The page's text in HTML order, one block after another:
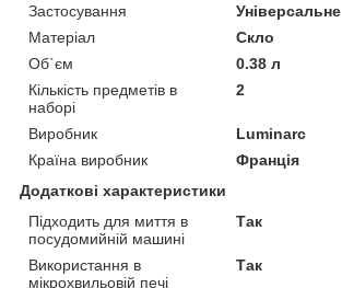
Застосування
Універсальне
Матеріал
Скло
Об`єм
0.38 л
Кількість предметів в
наборі
2
Виробник
Luminarc
Країна виробник
Франція
Додаткові характеристики
Підходить для миття в
посудомийній машині
Так
Використання в
мікрохвильовій печі
Так